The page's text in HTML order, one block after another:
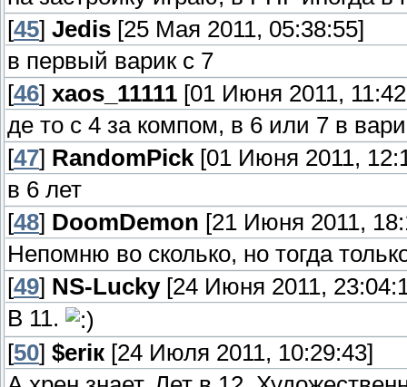
[45] Jedis [25 Мая 2011, 05:38:55]
в первый варик с 7
[46] xaos_11111 [01 Июня 2011,
де то с 4 за компом, в 6 или 7 в
[47] RandomPick [01 Июня 2011,
в 6 лет
[48] DoomDemon [21 Июня 2011,
Непомню во сколько, но тогда
[49] NS-Lucky[24 Июня 2011,
В 11.
[50] $eriк [24 Июля 2011, 10:29:43]